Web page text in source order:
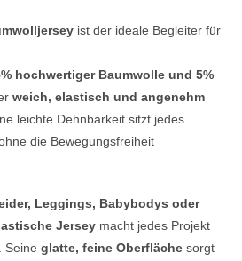
ist der ideale Begleiter für
hochwertiger Baumwolle und 5%
weich, elastisch und angenehm
leichte Dehnbarkeit sitzt jedes
die Bewegungsfreiheit
Leggings, Babybodys oder
Jersey macht jedes Projekt
Seineglatte, feine Oberfläche sorgt